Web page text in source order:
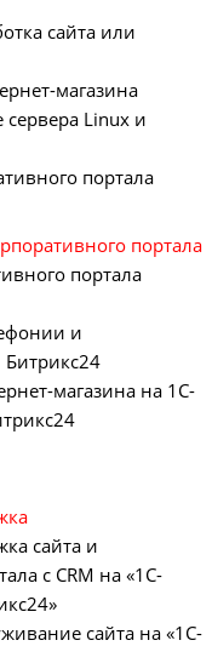
сайта или
магазина
Linux и
портала
портала
портала
и
Битрикс24
магазина на 1С-
сайта и
с CRM на «1С-
сайта на «1С-